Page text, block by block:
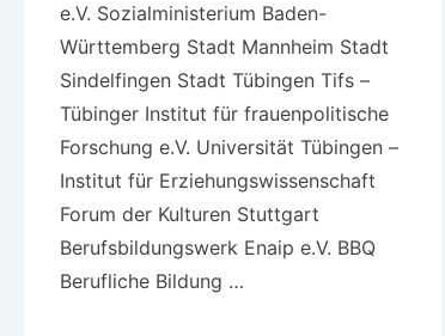
e.V. Sozialministerium Baden-
Württemberg Stadt Mannheim Stadt
Sindelfingen Stadt Tübingen Tifs –
Tübinger Institut für frauenpolitische
Forschung e.V. Universität Tübingen –
Institut für Erziehungswissenschaft
Forum der Kulturen Stuttgart
Berufsbildungswerk Enaip e.V. BBQ
Berufliche Bildung …